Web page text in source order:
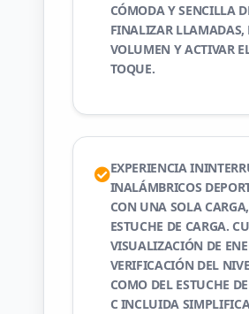
CÓMODA Y SENCILLA
FINALIZAR LLAMADAS,
VOLUMEN Y ACTIVAR
TOQUE.
EXPERIENCIA
INALÁMBRICOS
CON UNA SOLA
ESTUCHE DE CARGA.
VISUALIZACIÓN DE
VERIFICACIÓN DEL
COMO DEL ESTUCHE
C INCLUIDA